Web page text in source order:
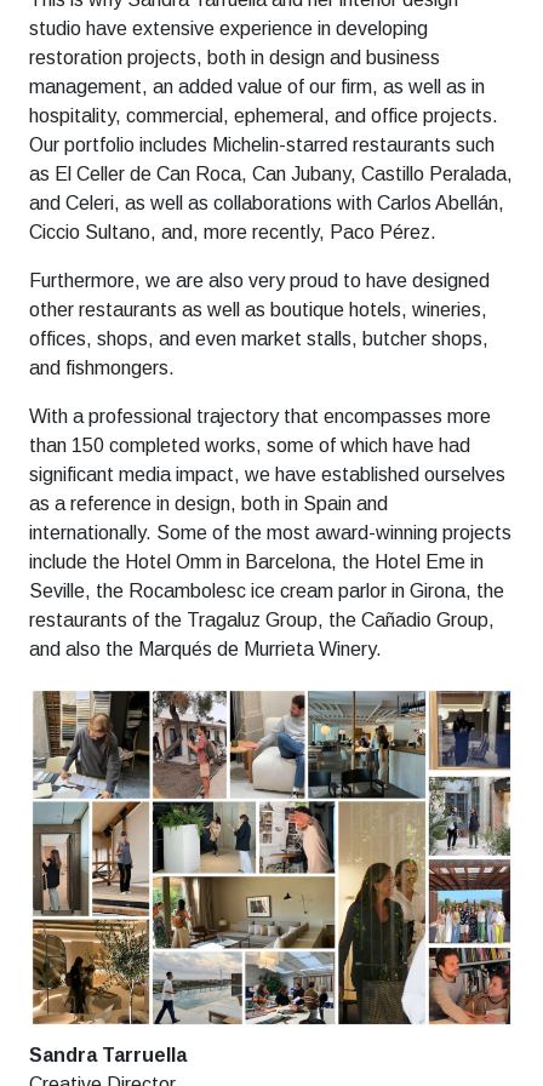
studio have extensive experience in developing
restoration projects, both in design and business
management, an added value of our firm, as well as in
hospitality, commercial, ephemeral, and office projects.
Our portfolio includes Michelin-starred restaurants such
as El Celler de Can Roca, Can Jubany, Castillo Peralada,
and Celeri, as well as collaborations with Carlos Abellán,
Ciccio Sultano, and, more recently, Paco Pérez.
Furthermore, we are also very proud to have designed
other restaurants as well as boutique hotels, wineries,
offices, shops, and even market stalls, butcher shops,
and fishmongers.
With a professional trajectory that encompasses more
than 150 completed works, some of which have had
significant media impact, we have established ourselves
as a reference in design, both in Spain and
internationally. Some of the most award-winning projects
include the Hotel Omm in Barcelona, the Hotel Eme in
Seville, the Rocambolesc ice cream parlor in Girona, the
restaurants of the Tragaluz Group, the Cañadio Group,
and also the Marqués de Murrieta Winery.
Sandra Tarruella